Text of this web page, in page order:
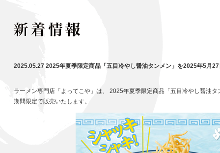
2025.05.27 2025年夏季限定商品「五目冷やし醤油タンメン」を2025年5月
ラーメン専門店「よってこや」は、 2025年夏季限定商品「五目冷やし醤油
期間限定で販売いたします。